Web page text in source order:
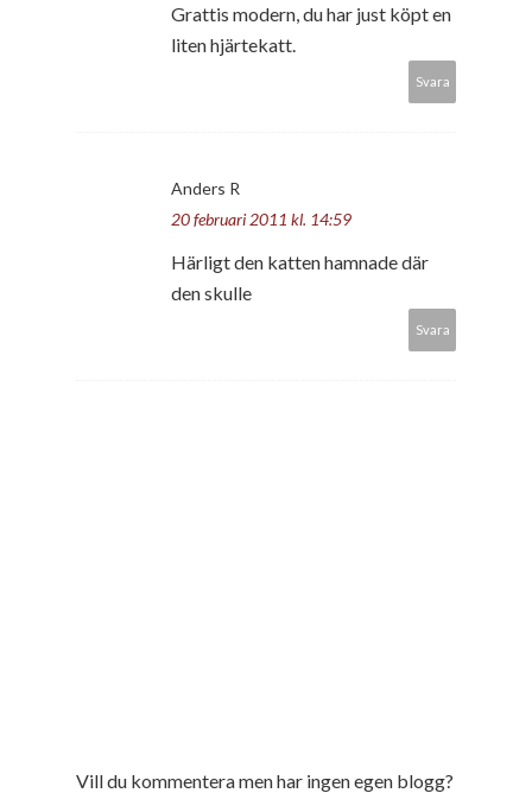
Grattis modern, du har just köpt en
liten hjärtekatt.
Svara
Anders R
20 februari 2011 kl. 14:59
Härligt den katten hamnade där
den skulle
Svara
Vill du kommentera men har ingen egen blogg?